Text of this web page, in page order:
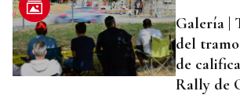
Galería |
del
de
Rally de